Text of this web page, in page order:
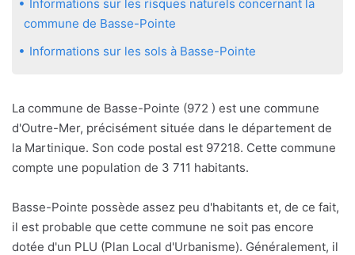
Informations sur les risques naturels concernant la
commune de Basse-Pointe
Informations sur les sols à Basse-Pointe
La commune de Basse-Pointe (972 ) est une commune
d'Outre-Mer, précisément située dans le département de
la Martinique. Son code postal est 97218. Cette commune
compte une population de 3 711 habitants.
Basse-Pointe possède assez peu d'habitants et, de ce fait,
il est probable que cette commune ne soit pas encore
dotée d'un PLU (Plan Local d'Urbanisme). Généralement, il